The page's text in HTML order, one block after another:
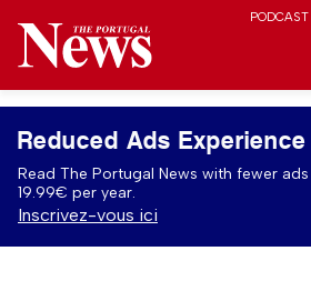
PODCAST
Reduced Ads Experience
Read The Portugal News with fewer
19.99€ per year.
Inscrivez-vous ici